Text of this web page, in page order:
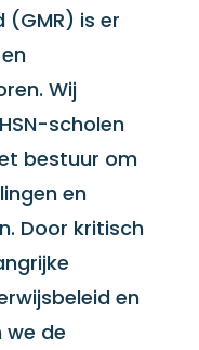
(GMR) is er
Wij
scholen
bestuur om
en
Door kritisch
en
we de